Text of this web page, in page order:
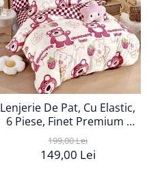
Lenjerie De Pat, Cu Elastic,
6 Piese, Finet Premium -
LPBF6PE36
199,00 Lei
149,00 Lei